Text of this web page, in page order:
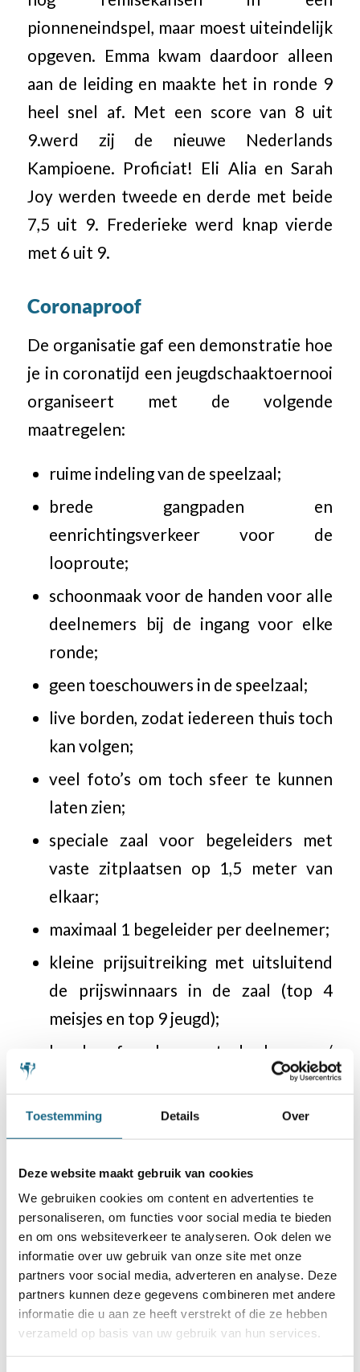
Toestemming Details Over
Deze website maakt gebruik van cookies
We gebruiken cookies om content en advertenties te
personaliseren, om functies voor social media te bieden
en om ons websiteverkeer te analyseren. Ook delen we
informatie over uw gebruik van onze site met onze
partners voor social media, adverteren en analyse. Deze
partners kunnen deze gegevens combineren met andere
informatie die u aan ze heeft verstrekt of die ze hebben
verzameld op basis van uw gebruik van hun services.
pionneneindspel, maar moest uiteindelijk
opgeven. Emma kwam daardoor alleen
aan de leiding en maakte het in ronde 9
heel snel af. Met een score van 8 uit
9.werd zij de nieuwe Nederlands
Kampioene. Proficiat! Eli Alia en Sarah
Joy werden tweede en derde met beide
7,5 uit 9. Frederieke werd knap vierde
met 6 uit 9.
Coronaproof
De organisatie gaf een demonstratie hoe
je in coronatijd een jeugdschaaktoernooi
organiseert met de volgende
maatregelen:
ruime indeling van de speelzaal;
brede gangpaden en
eenrichtingsverkeer voor de
looproute;
schoonmaak voor de handen voor alle
deelnemers bij de ingang voor elke
ronde;
geen toeschouwers in de speelzaal;
live borden, zodat iedereen thuis toch
kan volgen;
veel foto’s om toch sfeer te kunnen
laten zien;
speciale zaal voor begeleiders met
vaste zitplaatsen op 1,5 meter van
elkaar;
maximaal 1 begeleider per deelnemer;
kleine prijsuitreiking met uitsluitend
de prijswinnaars in de zaal (top 4
meisjes en top 9 jeugd);
hoede afspraken met de horeca /
hotel over verantwoordelijkheid in de
zalen;
vooraf goede digitale registratie van
de deelnemers en contactgegevens
van de begeleiders.
Schaaknieuws